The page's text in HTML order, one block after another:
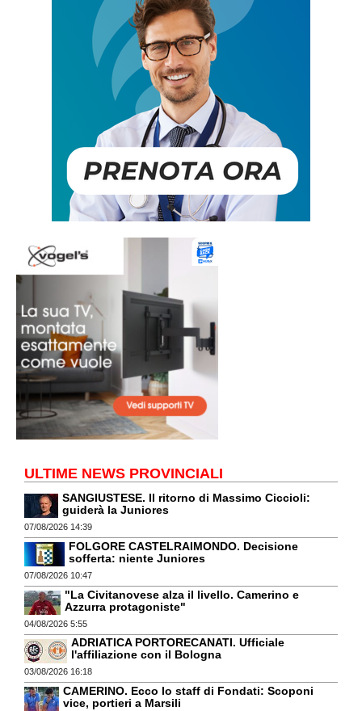
ULTIME NEWS PROVINCIALI
SANGIUSTESE. Il ritorno di Massimo Ciccioli:
guiderà la Juniores
07/08/2026 14:39
FOLGORE CASTELRAIMONDO. Decisione
sofferta: niente Juniores
07/08/2026 10:47
"La Civitanovese alza il livello. Camerino e
Azzurra protagoniste"
04/08/2026 5:55
ADRIATICA PORTORECANATI. Ufficiale
l'affiliazione con il Bologna
03/08/2026 16:18
CAMERINO. Ecco lo staff di Fondati: Scoponi
vice, portieri a Marsili